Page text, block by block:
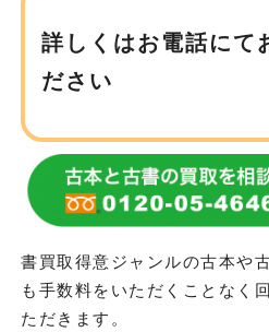
詳しくはお電話にて
ださい
書買取得意ジャンルの古本や
も手数料をいただくことなく
ただきます。